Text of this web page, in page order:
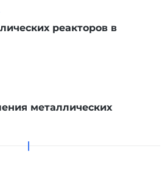
реакторов в
металлических